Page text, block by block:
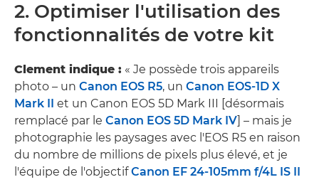
2. Optimiser l'utilisation des
fonctionnalités de votre kit
Clement indique : « Je possède trois appareils
photo – un Canon EOS R5, un Canon EOS-1D X
Mark II et un Canon EOS 5D Mark III [désormais
remplacé par le Canon EOS 5D Mark IV] – mais je
photographie les paysages avec l'EOS R5 en raison
du nombre de millions de pixels plus élevé, et je
l'équipe de l'objectifCanon EF 24-105mm f/4L IS II